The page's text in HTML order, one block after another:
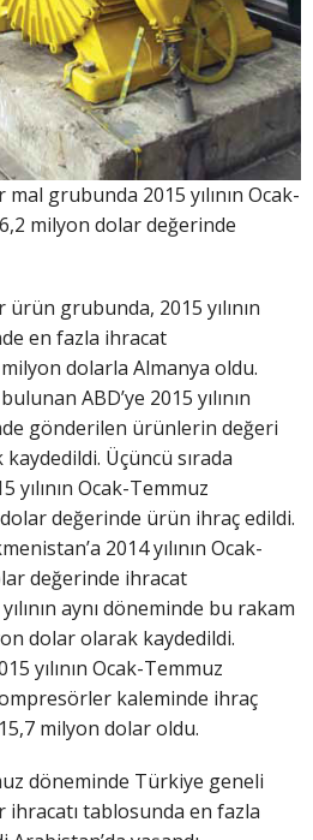
grubunda 2015 yılının Ocak-
milyon dolar değerinde
grubunda, 2015 yılının
en fazla ihracat
dolarla Almanya oldu.
ABD’ye 2015 yılının
gönderilen ürünlerin değeri
Üçüncü sırada
yılının Ocak-Temmuz
değerinde ürün ihraç edildi.
2014 yılının Ocak-
değerinde ihracat
aynı döneminde bu rakam
dolar olarak kaydedildi.
yılının Ocak-Temmuz
kaleminde ihraç
milyon dolar oldu.
döneminde Türkiye geneli
tablosunda en fazla